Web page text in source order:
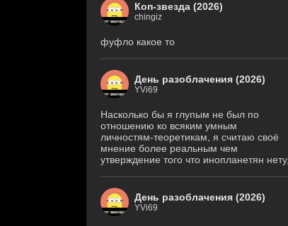
Коп-звезда (2026)
chingiz
фуфло какое то
День разоблачения (2026)
YVi69
Насколько бы я глупым не был по
отношению ко всяким умным
личностям-теоретикам, я считаю своё
мнение более реальным чем
утверждение того что инопланетян нету,
День разоблачения (2026)
YVi69